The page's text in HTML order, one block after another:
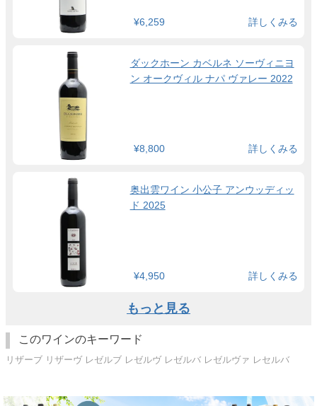
¥6,259 詳しくみる
ダックホーン カベルネ ソーヴィニヨ
ン オークヴィル ナパ ヴァレー 2022
¥8,800 詳しくみる
奥出雲ワイン 小公子 アンウッディッ
ド 2025
¥4,950 詳しくみる
もっと見る
このワインのキーワード
リザーブ リザーヴ レゼルブ レゼルヴ レゼルバ レゼルヴァ レセルバ